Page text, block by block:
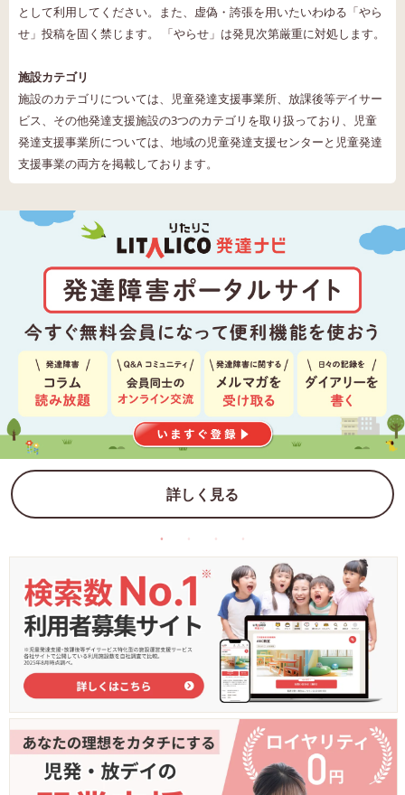
として利用してください。また、虚偽・誇張を用いたいわゆる「やら
せ」投稿を固く禁じます。 「やらせ」は発見次第厳重に対処します。
施設カテゴリ
施設のカテゴリについては、児童発達支援事業所、放課後等デイサー
ビス、その他発達支援施設の3つのカテゴリを取り扱っており、児童
発達支援事業所については、地域の児童発達支援センターと児童発達
支援事業の両方を掲載しております。
詳しく見る